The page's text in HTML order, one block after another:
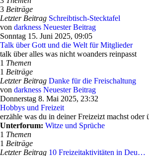
3 Beiträge
Letzter Beitrag Schreibtisch-Stecktafel
von darkness Neuester Beitrag
Sonntag 15. Juni 2025, 09:05
Talk über Gott und die Welt für Mitglieder
talk über alles was nicht woanders reinpasst
1 Themen
1 Beiträge
Letzter Beitrag Danke für die Freischaltung
von darkness Neuester Beitrag
Donnerstag 8. Mai 2025, 23:32
Hobbys und Freizeit
erzähle was du in deiner Freizeizt machst oder
Unterforum: Witze und Sprüche
1 Themen
1 Beiträge
Letzter Beitrag 10 Freizeitaktivitäten in Deu…